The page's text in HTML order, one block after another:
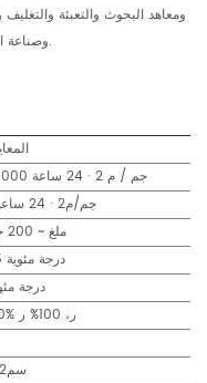
ومعاهد البحوث والتعبئة
وصناعة العناية الشخصية وصناعة الإلكترونيات وما إلى ذلك.
0.1 ~ 10000 جم / م 2 · 24 ساعة
0.001 جم/م2 · 24 ساعة
0.1 ملغ ~ 200 جرام
15 ~ 55 درجة مئوية
±0.1 درجة
30 ~ 90% ر، 100% ر
86.54 سم2